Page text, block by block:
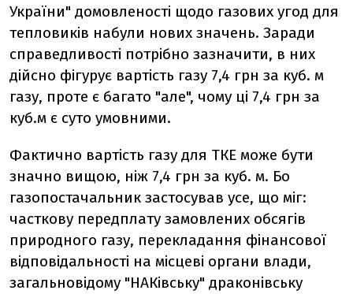
України" домовленості щодо газових угод для
тепловиків набули нових значень. Заради
справедливості потрібно зазначити, в них
дійсно фігурує вартість газу 7,4 грн за куб. м
газу, проте є багато "але", чому ці 7,4 грн за
куб.м є суто умовними.
Фактично вартість газу для ТКЕ може бути
значно вищою, ніж 7,4 грн за куб. м. Бо
газопостачальник застосував усе, що міг:
часткову передплату замовлених обсягів
природного газу, перекладання фінансової
відповідальності на місцеві органи влади,
загальновідому "НАКівську" драконівську